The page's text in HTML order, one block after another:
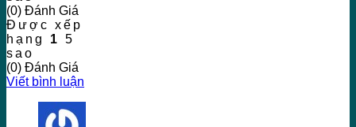
(0) Đánh Giá
Được xếp
hạng 1 5
sao
(0) Đánh Giá
Viết bình luận